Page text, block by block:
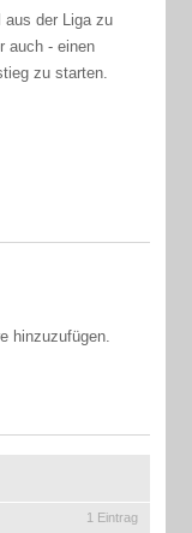
aus der Liga zu
auch - einen
zu starten.
hinzuzufügen.
1 Eintrag